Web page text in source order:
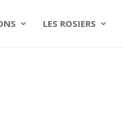
LES ROSIERS